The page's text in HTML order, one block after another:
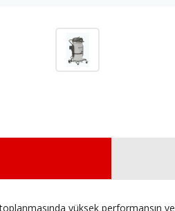
yüksek performansın